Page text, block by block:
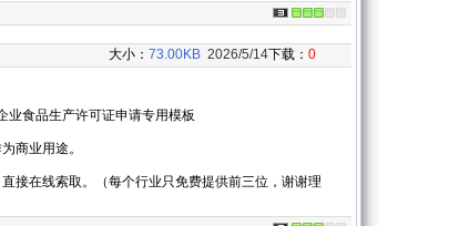
大小： 73.00KB 2026/5/14下载： 0
业食品生产许可证申请专用模板
商业用途。
接在线索取。（每个行业只免费提供前三位，谢谢理